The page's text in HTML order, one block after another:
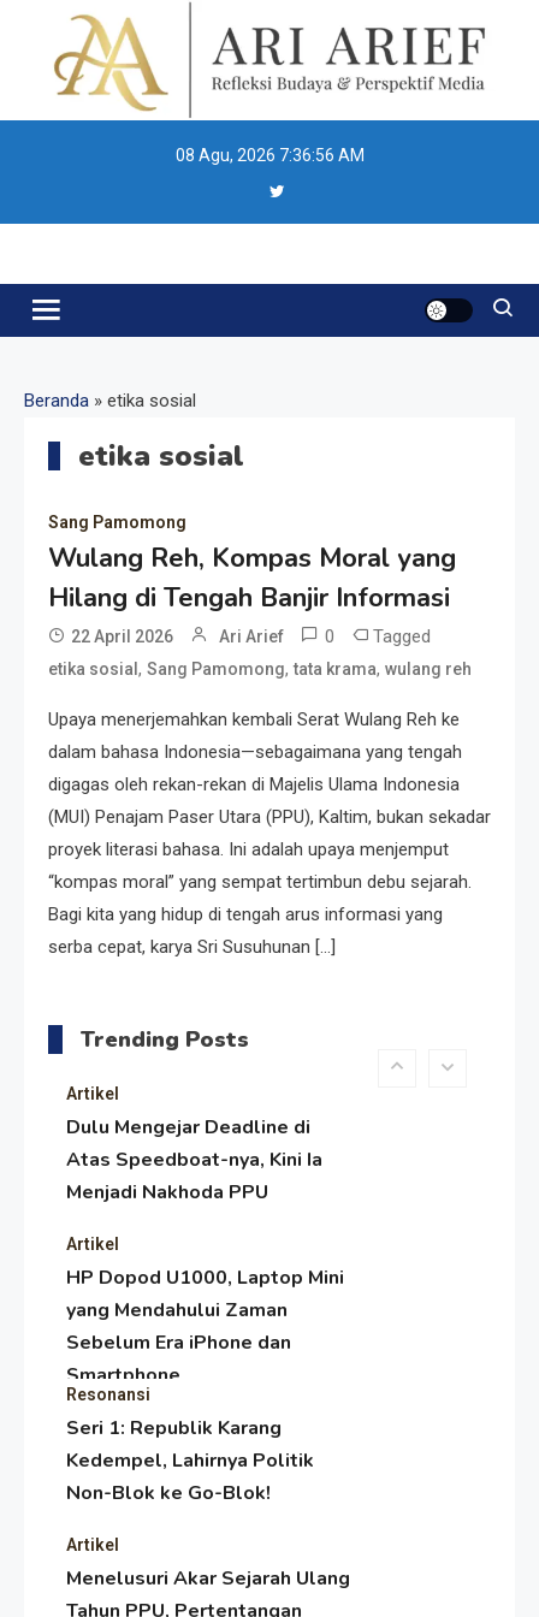
content
08 Agu, 2026 7:36:56 AM
Ari Arief
Beranda » etika sosial
etika sosial
Sang Pamomong
Wulang Reh, Kompas Moral yang
Hilang di Tengah Banjir Informasi
22 April 2026 Ari Arief 0 Tagged
etika sosial , Sang Pamomong,tata krama, wulang reh
Upaya menerjemahkan kembali Serat Wulang Reh ke
dalam bahasa Indonesia—sebagaimana yang tengah
digagas oleh rekan-rekan di Majelis Ulama Indonesia
(MUI) Penajam Paser Utara (PPU), Kaltim, bukan sekadar
proyek literasi bahasa. Ini adalah upaya menjemput
“kompas moral” yang sempat tertimbun debu sejarah.
Bagi kita yang hidup di tengah arus informasi yang
serba cepat, karya Sri Susuhunan […]
Trending Posts
Seri 1: Republik Karang
Kedempel, Lahirnya Politik
Non-Blok ke Go-Blok!
Artikel
Menelusuri Akar Sejarah Ulang
Tahun PPU, Pertentangan
Bulan Peringatan vs
Pengesahan UU 7/2002
Resonansi
Satire Politik Karang
Kedempel: Saat Presiden
Gareng Lebih Sibuk Orasi
daripada Urus Nasi
Artikel
Paser Melawan Arus Zaman
Artikel
Dulu Mengejar Deadline di
Atas Speedboat-nya, Kini Ia
Menjadi Nakhoda PPU
Artikel
HP Dopod U1000, Laptop Mini
yang Mendahului Zaman
Sebelum Era iPhone dan
Smartphone
Resonansi
Seri 1: Republik Karang
Kedempel, Lahirnya Politik
Non-Blok ke Go-Blok!
Artikel
Menelusuri Akar Sejarah Ulang
Tahun PPU, Pertentangan